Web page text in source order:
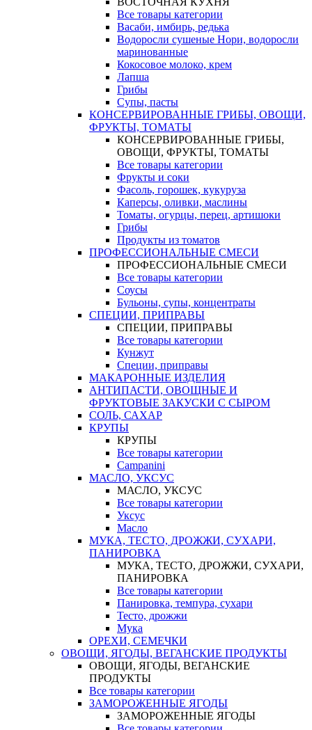
Все товары категории
Васаби, имбирь, редька
Водоросли сушеные Нори, водоросли
маринованные
Кокосовое молоко, крем
Лапша
Грибы
Супы, пасты
КОНСЕРВИРОВАННЫЕ ГРИБЫ, ОВОЩИ,
ФРУКТЫ, ТОМАТЫ
КОНСЕРВИРОВАННЫЕ ГРИБЫ,
ОВОЩИ, ФРУКТЫ, ТОМАТЫ
Все товары категории
Фрукты и соки
Фасоль, горошек, кукуруза
Каперсы, оливки, маслины
Томаты, огурцы, перец, артишоки
Грибы
Продукты из томатов
ПРОФЕССИОНАЛЬНЫЕ СМЕСИ
ПРОФЕССИОНАЛЬНЫЕ СМЕСИ
Все товары категории
Соусы
Бульоны, супы, концентраты
СПЕЦИИ, ПРИПРАВЫ
СПЕЦИИ, ПРИПРАВЫ
Все товары категории
Кунжут
Специи, приправы
МАКАРОННЫЕ ИЗДЕЛИЯ
АНТИПАСТИ, ОВОЩНЫЕ И
ФРУКТОВЫЕ ЗАКУСКИ С СЫРОМ
СОЛЬ, САХАР
КРУПЫ
КРУПЫ
Все товары категории
Campanini
МАСЛО, УКСУС
МАСЛО, УКСУС
Все товары категории
Уксус
Масло
МУКА, ТЕСТО, ДРОЖЖИ, СУХАРИ,
ПАНИРОВКА
МУКА, ТЕСТО, ДРОЖЖИ, СУХАРИ,
ПАНИРОВКА
Все товары категории
Панировка, темпура, сухари
Тесто, дрожжи
Мука
ОРЕХИ, СЕМЕЧКИ
ОВОЩИ, ЯГОДЫ, ВЕГАНСКИЕ ПРОДУКТЫ
ОВОЩИ, ЯГОДЫ, ВЕГАНСКИЕ
ПРОДУКТЫ
Все товары категории
ЗАМОРОЖЕННЫЕ ЯГОДЫ
ЗАМОРОЖЕННЫЕ ЯГОДЫ